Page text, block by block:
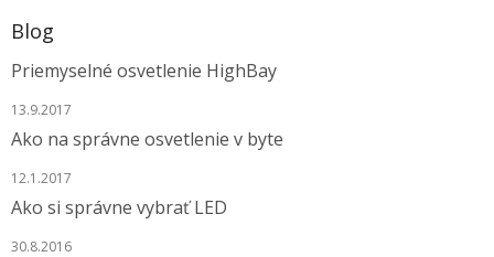
Blog
Priemyselné osvetlenie HighBay
13.9.2017
Ako na správne osvetlenie v byte
12.1.2017
Ako si správne vybrať LED
30.8.2016